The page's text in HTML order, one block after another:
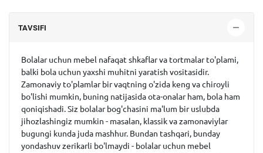
TAVSIFI
Bolalar uchun mebel nafaqat shkaflar va tortmalar to'plami,
balki bola uchun yaxshi muhitni yaratish vositasidir.
Zamonaviy to'plamlar bir vaqtning o'zida keng va chiroyli
bo'lishi mumkin, buning natijasida ota-onalar ham, bola ham
qoniqishadi. Siz bolalar bog'chasini ma'lum bir uslubda
jihozlashingiz mumkin - masalan, klassik va zamonaviylar
bugungi kunda juda mashhur. Bundan tashqari, bunday
yondashuv zerikarli bo'lmaydi - bolalar uchun mebel